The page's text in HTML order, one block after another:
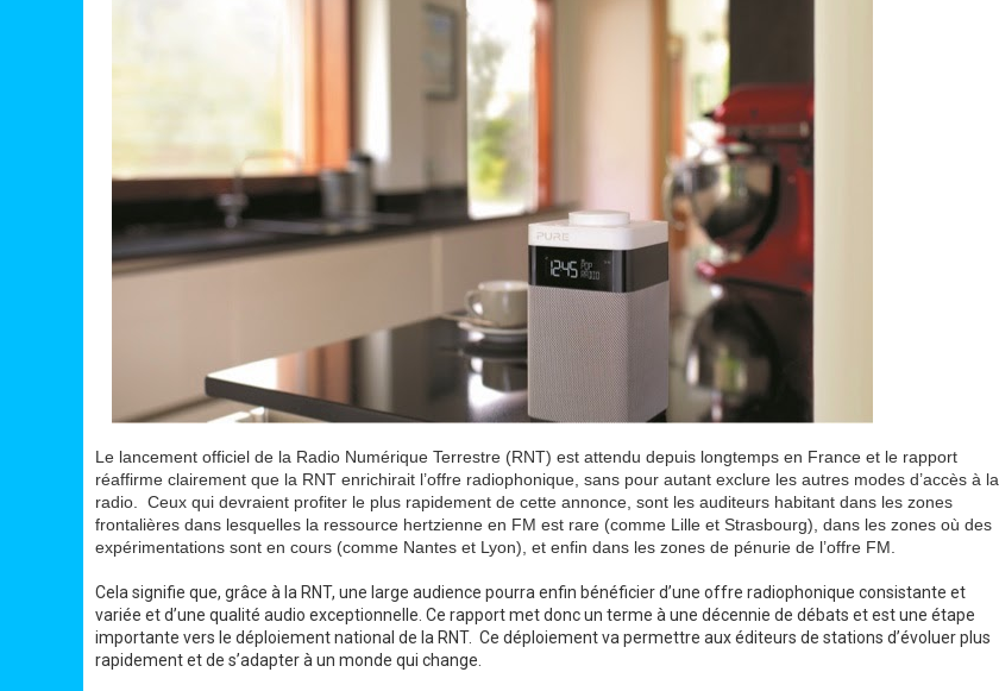
Le lancement officiel de la Radio Numérique Terrestre (RNT) est attendu depuis longtemps en France et le rapport
réaffirme clairement que la RNT enrichirait l’offre radiophonique, sans pour autant exclure les autres modes d’accès à la
radio. Ceux qui devraient profiter le plus rapidement de cette annonce, sont les auditeurs habitant dans les zones
frontalières dans lesquelles la ressource hertzienne en FM est rare (comme Lille et Strasbourg), dans les zones où des
expérimentations sont en cours (comme Nantes et Lyon), et enfin dans les zones de pénurie de l’offre FM.
Cela signifie que, grâce à la RNT, une large audience pourra enfin bénéficier d’une offre radiophonique consistante et
variée et d’une qualité audio exceptionnelle. Ce rapport met donc un terme à une décennie de débats et est une étape
importante vers le déploiement national de la RNT. Ce déploiement va permettre aux éditeurs de stations d’évoluer plus
rapidement et de s’adapter à un monde qui change.